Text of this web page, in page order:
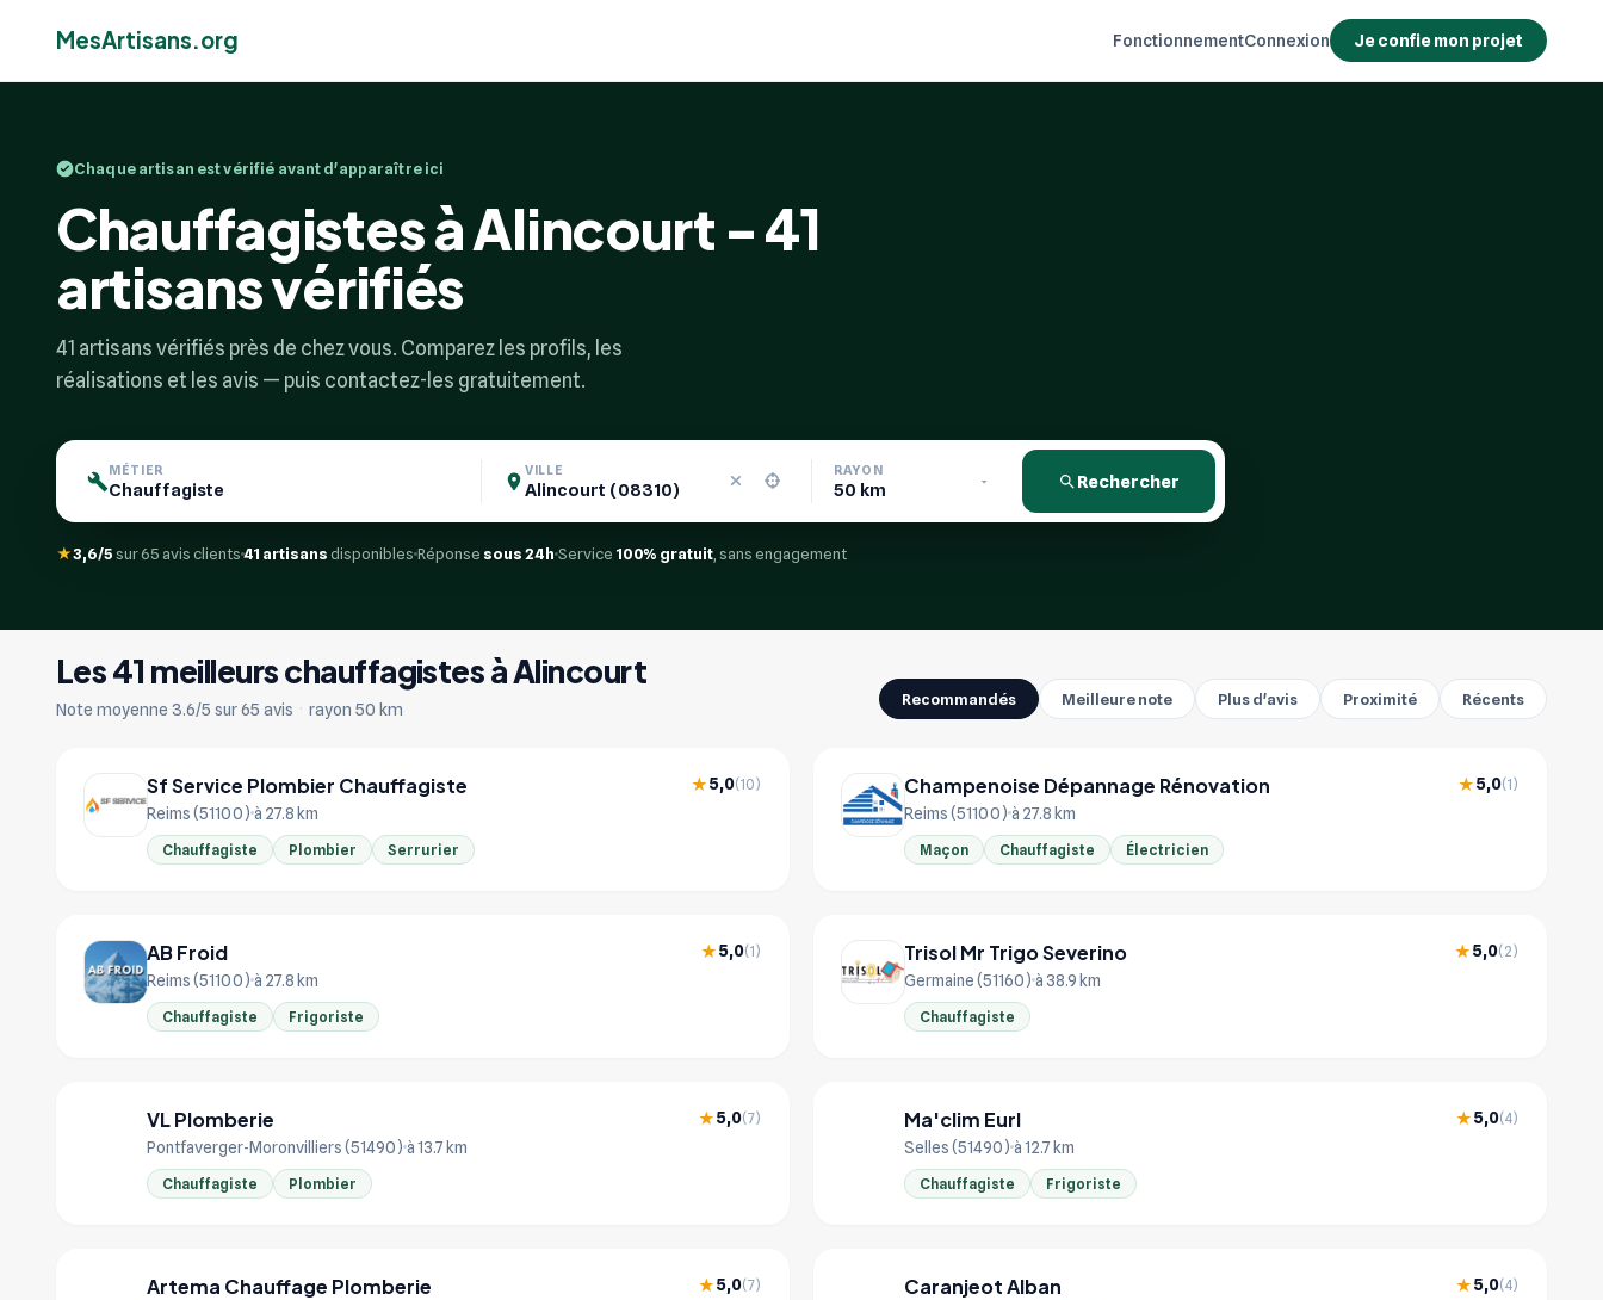
MesArtisans.org FonctionnementConnexion Je confie mon projet
Chaque artisan est vérifié avant d'apparaître ici
Chauffagistes à Alincourt - 41
artisans vérifiés
41 artisans vérifiés près de chez vous. Comparez les profils, les
réalisations et les avis — puis contactez-les gratuitement.
MÉTIER VILLE RAYON
Rechercher
★3,6/5sur 65 avis clients 41 artisansdisponibles Réponse sous 24h Service 100% gratuit , sans engagement
Les 41 meilleurs chauffagistes à Alincourt
Note moyenne 3.6/5 sur 65 avis · rayon 50 km
Recommandés Meilleure note Plus d'avis Proximité Récents
Sf Service Plombier Chauffagiste ★5,0(10)
Reims (51100) à 27.8 km
Chauffagiste Plombier Serrurier
Champenoise Dépannage Rénovation ★5,0(1)
Reims (51100) à 27.8 km
Maçon Chauffagiste Électricien
AB Froid ★5,0(1)
Reims (51100) à 27.8 km
Chauffagiste Frigoriste
Trisol Mr Trigo Severino ★5,0(2)
Germaine (51160) à 38.9 km
Chauffagiste
VL Plomberie ★5,0(7)
Pontfaverger-Moronvilliers (51490) à 13.7 km
Chauffagiste Plombier
Ma'clim Eurl ★5,0(4)
Selles (51490) à 12.7 km
Chauffagiste Frigoriste
Artema Chauffage Plomberie ★5,0(7) Caranjeot Alban ★5,0(4)